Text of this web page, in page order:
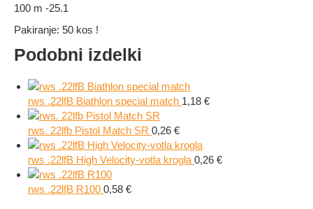
100 m -25.1
Pakiranje: 50 kos !
Podobni izdelki
rws .22lfB Biathlon special match 1,18 €
rws. 22lfb Pistol Match SR 0,26 €
rws .22lfB High Velocity-votla krogla 0,26 €
rws .22lfB R100 0,58 €